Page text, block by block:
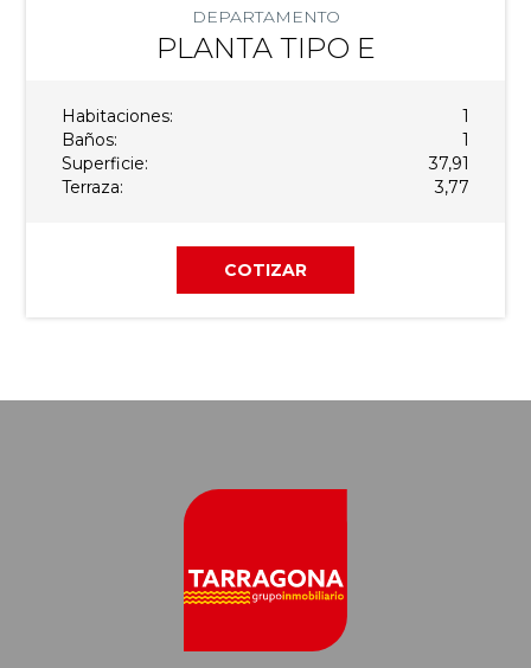
DEPARTAMENTO
PLANTA TIPO E
Habitaciones:
1
Baños:
1
Superficie:
37,91
Terraza:
3,77
COTIZAR